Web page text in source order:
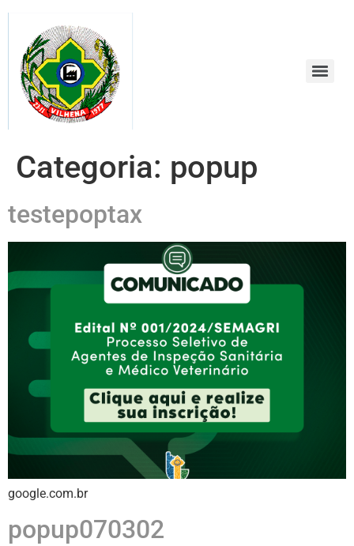
conteúdo
Categoria: popup
testepoptax
google.com.br
popup070302